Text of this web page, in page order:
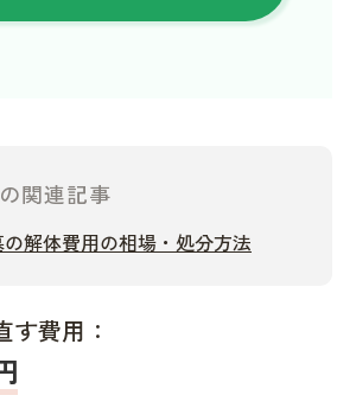
関連記事
解体費用の相場・処分方法
す費用：